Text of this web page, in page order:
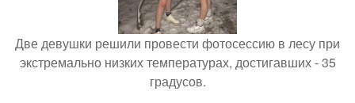
Две девушки решили провести фотосессию в лесу при
экстремально низких температурах, достигавших - 35
градусов.